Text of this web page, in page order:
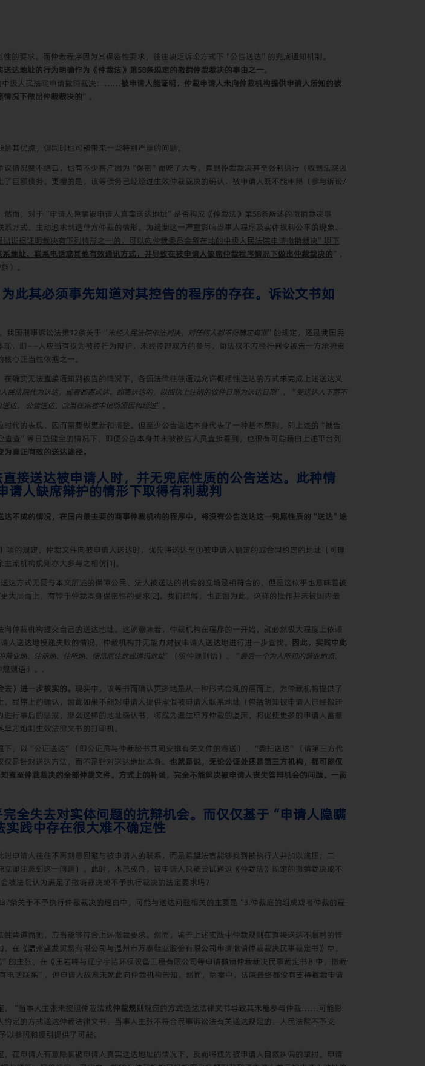
的要求。而仲裁程序因为其保密性要求，往往缺乏诉讼方式下“公告送达”的兜底通知机制。
送达地址的行为明确作为《仲裁法》第58条规定的撤销仲裁裁决的事由之一。
中级人民法院申请撤销裁决：……被申请人能证明，仲裁申请人未向仲裁机构提供申请人所知的被
况下做出仲裁裁决的”。
其优点，但同时也可能带来一些特别严重的问题。
情况赞不绝口，也有不少客户因为“保密”而吃了大亏，直到仲裁裁决甚至强制执行（收到法院强
巨额债务。更糟的是，该等债务已经经过生效仲裁裁决的确认，被申请人既不能申辩（参与诉讼/
而，对于“申请人隐瞒被申请人真实送达地址”是否构成《仲裁法》第58条所述的撤销裁决事
方式、主动追求制造单方仲裁的情形。 为遏制这一严重影响当事人程序及实体权利公平的现象、
证据证明裁决有下列情形之一的，可以向仲裁委员会所在地的中级人民法院申请撤销裁决”项下
地址、联系电话或其他有效通讯方式，并导致在被申请人缺席仲裁程序情况下做出仲裁裁决的”，
）。
此其必须事先知道对其控告的程序的存在。诉讼文书如
我国刑事诉讼法第 12条关于“未经人民法院依法判决，对任何人都不得确定有罪”的规定，还是我国民
，即——人应当有权为被控行为辩护，未经控辩双方的参与，司法权不应径行判令被告一方承担责
心正当性依据之一。
确实无法直接通知到被告的情况下，各国法律往往通过允许概括性送达的方式来完成上述送达义
民法院代为送达，或者邮寄送达。邮寄送达的，以回执上注明的收件日期为送达日期”，“受送达人下落不
达。
公告送达，应当在案卷中记明原因和经过”。
代的表现，因而需要做更新和调整。但至少公告送达本身代表了一种基本原则，即上述的“被告
”等日益健全的情况下，即便公告本身并未被被告人员直接看到，也很有可能藉由上述平台列
真正有效的送达途径。
接送达被申请人时，并无兜底性质的公告送达。此种情
请人缺席辩护的情形下取得有利裁判
达不成的情况，在国内最主要的商事仲裁机构的程序中，将没有公告送达这一兜底性质的“送达”途
项的规定，仲裁文件向被申请人送达时，优先将送达至①被申请人确定的或合同约定的地址（可理
流机构规则亦大多与之相仿[1]。
方式无疑与本文所述的保障公民、法人被送达的机会的立场是相符合的，但是这似乎也意味着被
大层面上，有悖于仲裁本身保密性的要求[2]。我们理解，也正因为此，这样的操作并未被国内最
仲裁机构提交自己的送达地址。这就意味着，仲裁机构在程序的一开始，就必然极大程度上依赖
送达地投递失败的情况，仲裁机构并无能力对被申请人送达地进行进一步查找。 因此，实践中此
营业地、注册地、住所地、惯常居住地或通讯地址”（贸仲规则语）、“最后一个为人所知的营业地点、
则语）。 .
）进一步核实的。 现实中，该等书面确认更多地是从一种形式合规的层面上，为仲裁机构提供了
程序上的确认，因此如果不能对申请人提供虚假被申请人联系地址（包括明知被申请人已经搬迁
行事后的惩戒，那么这样的地址确认书，将成为滋生单方仲裁的温床，将促使更多的申请人蓄意
方炮制生效法律文书的打印机。
，以“公证送达”（即公证员与仲裁秘书共同安排有关文件的寄送）、“委托送达”（请第三方代
是针对送达方法，而不是针对送达地址本身。 也就是说，无论公证处还是第三方机构，都可能仅
直至仲裁裁决的全部仲裁文件。方式上的补强，完全不能解决被申请人丧失答辩机会的问题。一而
全失去对实体问题的抗辩机会。而仅仅基于“申请人隐瞒
践中存在很大难不确定性
申请人往往不再刻意回避与被申请人的联系，而是希望法官能够找到被执行人并加以施压；二
即注意到这一问题）。此时，木已成舟，被申请人只能尝试通过《仲裁法》规定的撤销裁决或不
法院认为满足了撤销裁决或不予执行裁决的法定要求吗？
条关于不予执行仲裁裁决的理由中，可能与送达问题相关的主要是“3.仲裁庭的组成或者仲裁的程
背道而驰，应当能够符合上述撤裁要求。然而，鉴于上述实践中仲裁规则在直接送达不顺利的情
在《温州盛发贸易有限公司与温州市万泰鞋业股份有限公司申请撤销仲裁裁决民事裁定书》中，
主张，在《王岩峰与辽宁宇洁环保设备工程有限公司等申请撤销仲裁裁决民事裁定书》中，撤裁
话联系”，但申请人故意未就此向仲裁机构告知。然而，两案中，法院最终都没有支持撤裁申请
，“当事人主张未按照仲裁法或仲裁规则 规定的方式送达法律文书导致其未能参与仲裁……可能影
约定的方式送达仲裁法律文书，当事人主张不符合民事诉讼法有关送达规定的，人民法院不予支
参照和援引提供了可能。
在申请人有意隐瞒被申请人真实送达地址的情况下，反而将成为被申请人自救纠偏的掣肘。申请